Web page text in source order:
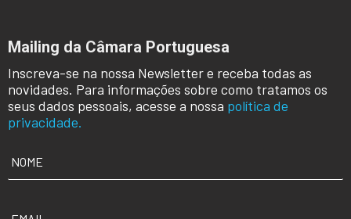
Mailing da Câmara Portuguesa
Inscreva-se na nossa Newsletter e receba todas as
novidades. Para informações sobre como tratamos os
seus dados pessoais, acesse a nossa política de
privacidade.